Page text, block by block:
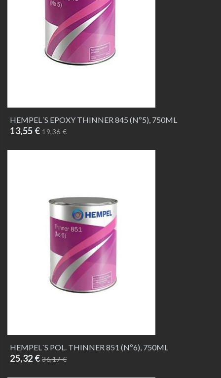
HEMPEL´S EPOXY THINNER 845 (Nº5), 750ML
13,55 €19,36 €
HEMPEL´S POL. THINNER 851 (Nº6), 750ML
25,32 €36,17 €